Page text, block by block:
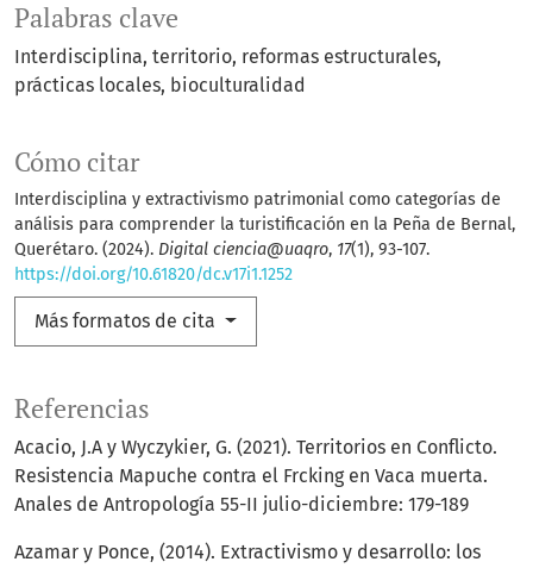
Palabras clave
Interdisciplina, territorio, reformas estructurales,
prácticas locales, bioculturalidad
Cómo citar
Interdisciplina y extractivismo patrimonial como categorías de
análisis para comprender la turistificación en la Peña de Bernal,
Querétaro. (2024). Digital ciencia@uaqro, 17(1), 93-107.
https://doi.org/10.61820/dc.v17i1.1252
Más formatos de cita
Referencias
Acacio, J.A y Wyczykier, G. (2021). Territorios en Conflicto.
Resistencia Mapuche contra el Frcking en Vaca muerta.
Anales de Antropología 55-II julio-diciembre: 179-189
Azamar y Ponce, (2014). Extractivismo y desarrollo: los